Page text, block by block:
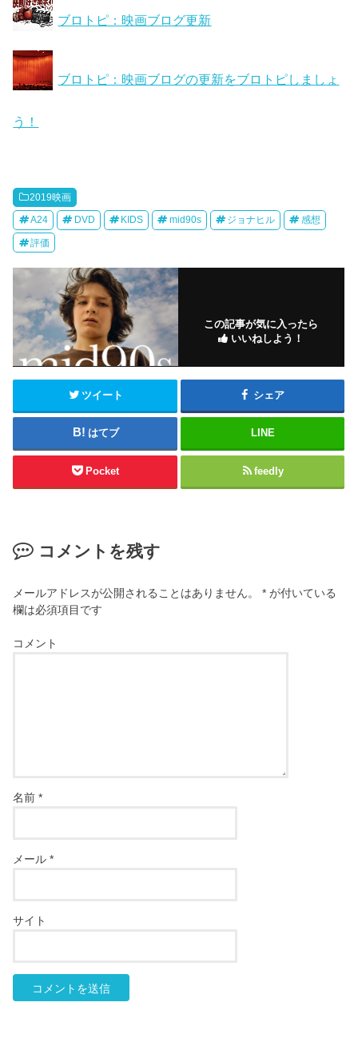
ブロトピ：映画ブログ更新
ブロトピ：映画ブログの更新をブロトピしましょ
う！
2019映画
A24 DVD KIDS mid90s ジョナヒル 感想
評価
この記事が気に入ったら
いいねしよう！
ツイート シェア
はてブ LINE
Pocket feedly
コメントを残す
メールアドレスが公開されることはありません。 * が付いている
欄は必須項目です
コメント
名前*
メール*
サイト